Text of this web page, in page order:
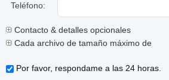
Teléfono:
Contacto & detalles opcionales
Cada archivo de tamaño máximo de 10M.
Por favor, respondame a las 24 horas.